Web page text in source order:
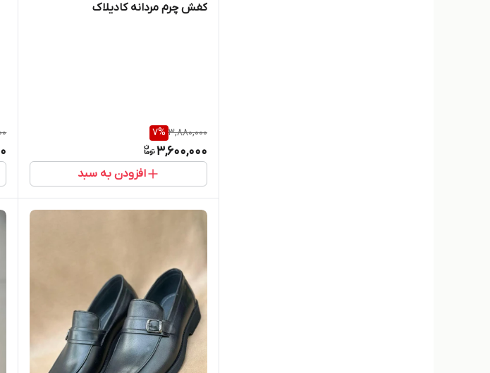
کفش چرم مردانه کادیلاک
3,880,000
7%
3,600,000
افزودن به سبد